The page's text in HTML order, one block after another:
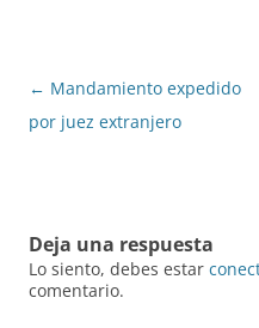
Navegación
de
← Mandamiento expedido
por juez extranjero
Deja una respuesta
Lo siento, debes estar
comentario.